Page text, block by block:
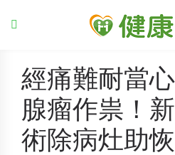
經痛難耐當
腺瘤作祟！
術除病灶助